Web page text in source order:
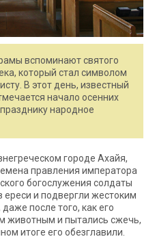
вспоминают святого
который стал символом
В этот день, известный
начало осенних
народное
городе Ахайя,
правления императора
богослужения солдаты
ереси и подвергли жестоким
после того, как его
животным и пытались сжечь,
итоге его обезглавили.